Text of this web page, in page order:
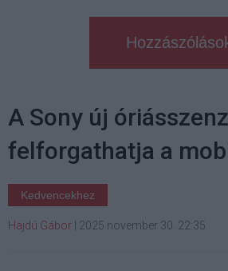
A Sony új
felforgathatja a
Kedvencekhez
Hajdú Gábor 2025 november 30. 22:35